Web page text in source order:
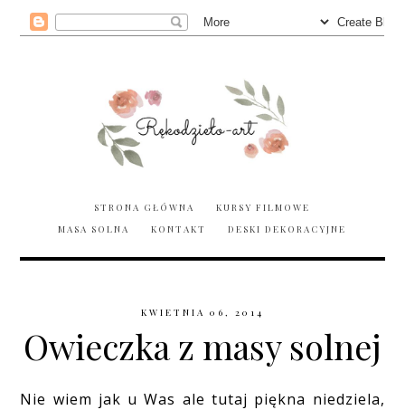
STRONA GŁÓWNA
KURSY FILMOWE
MASA SOLNA
KONTAKT DESKI DEKORACYJNE
KWIETNIA 06, 2014
Owieczka z masy solnej
Nie wiem jak u Was ale tutaj piękna niedziela,